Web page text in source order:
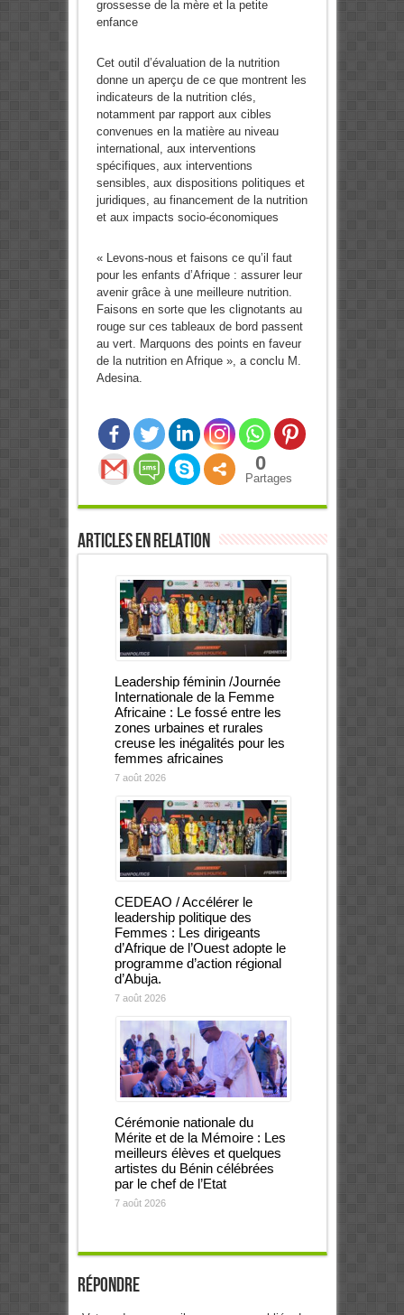
grossesse de la mère et la petite
enfance
Cet outil d’évaluation de la nutrition
donne un aperçu de ce que montrent les
indicateurs de la nutrition clés,
notamment par rapport aux cibles
convenues en la matière au niveau
international, aux interventions
spécifiques, aux interventions
sensibles, aux dispositions politiques et
juridiques, au financement de la nutrition
et aux impacts socio-économiques
« Levons-nous et faisons ce qu’il faut
pour les enfants d’Afrique : assurer leur
avenir grâce à une meilleure nutrition.
Faisons en sorte que les clignotants au
rouge sur ces tableaux de bord passent
au vert. Marquons des points en faveur
de la nutrition en Afrique », a conclu M.
Adesina.
0
Partages
Articles en relation
Leadership féminin /Journée
Internationale de la Femme
Africaine : Le fossé entre les
zones urbaines et rurales
creuse les inégalités pour les
femmes africaines
7 août 2026
CEDEAO / Accélérer le
leadership politique des
Femmes : Les dirigeants
d’Afrique de l’Ouest adopte le
programme d’action régional
d’Abuja.
7 août 2026
Cérémonie nationale du
Mérite et de la Mémoire : Les
meilleurs élèves et quelques
artistes du Bénin célébrées
par le chef de l’Etat
7 août 2026
Répondre